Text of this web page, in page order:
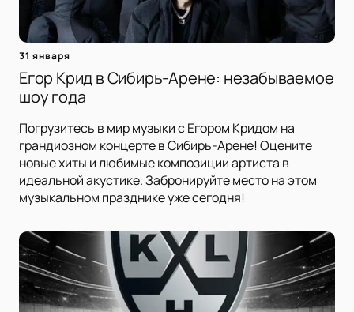
31 января
Егор Крид в Сибирь-Арене: незабываемое
шоу года
Погрузитесь в мир музыки с Егором Кридом на
грандиозном концерте в Сибирь-Арене! Оцените
новые хиты и любимые композиции артиста в
идеальной акустике. Забронируйте место на этом
музыкальном празднике уже сегодня!